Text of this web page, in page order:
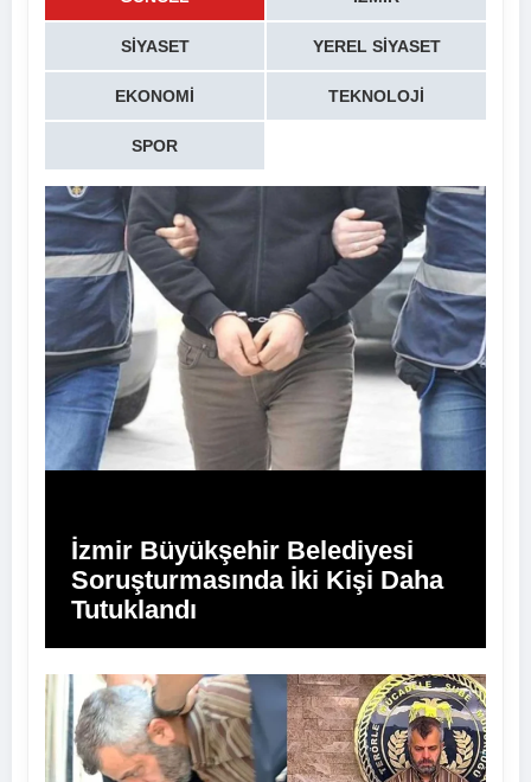
SIYASET YEREL SIYASET
EKONOMI TEKNOLOJI
SPOR
İzmir Büyükşehir Belediyesi
Soruşturmasında İki Kişi Daha
Tutuklandı